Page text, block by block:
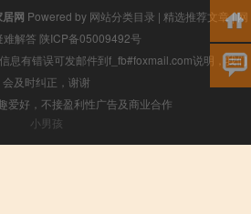
网 Powered by 网站分类目录 | 精选推荐文章|网
难解答 陕ICP备05009492号
息有错误可发邮件到f_fb#foxmail.com说明，我们
会及时纠正，谢谢
爱好，不接盈利性广告及商业合作
小男孩